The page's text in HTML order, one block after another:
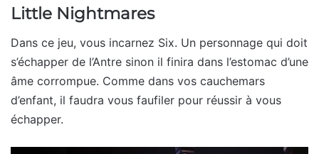
Little Nightmares
Dans ce jeu, vous incarnez Six. Un personnage qui doit
s’échapper de l’Antre sinon il finira dans l’estomac d’une
âme corrompue. Comme dans vos cauchemars
d’enfant, il faudra vous faufiler pour réussir à vous
échapper.